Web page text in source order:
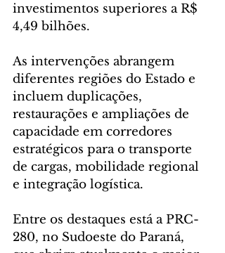
investimentos superiores a R$
4,49 bilhões.
As intervenções abrangem
diferentes regiões do Estado e
incluem duplicações,
restaurações e ampliações de
capacidade em corredores
estratégicos para o transporte
de cargas, mobilidade regional
e integração logística.
Entre os destaques está a PRC-
280, no Sudoeste do Paraná,